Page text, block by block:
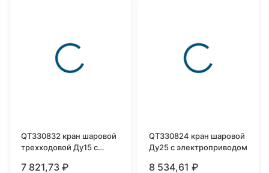
QT330832 кран шаровой
трехходовой Ду15 с
220В
7 821,73₽
QT330824 кран шаровой
Ду25 с электроприводом
8 534,61₽